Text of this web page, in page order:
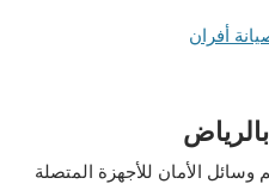
وسائل الأمان للأجهزة المتصلة